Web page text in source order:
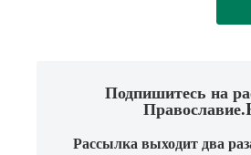
Подпишитесь на
Рассылка выходит два